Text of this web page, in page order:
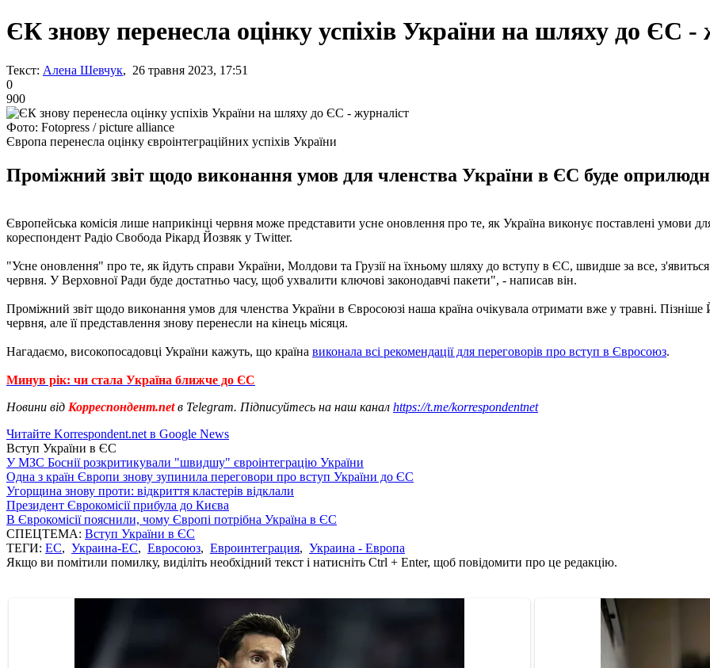
ЄК знову перенесла оцінку успіхів України на шляху до ЄС -
Текст: Алена Шевчук, 26 травня 2023, 17:51
0
900
Фото: Fotopress / picture alliance
Європа перенесла оцінку євроінтеграційних успіхів України
Проміжний звіт щодо виконання умов для членства України в ЄС буде
Європейська комісія лише наприкінці червня може представити усне оновлення про те, як Україна виконує поставлені умови
кореспондент Радіо Свобода Рікард Йозвяк у Twitter.
"Усне оновлення" про те, як йдуть справи України, Молдови та Грузії на їхньому шляху до вступу в ЄС, швидше за все,
червня. У Верховної Ради буде достатньо часу, щоб ухвалити ключові законодавчі пакети", - написав він.
Проміжний звіт щодо виконання умов для членства України в Євросоюзі наша країна очікувала отримати вже у травні.
червня, але її представлення знову перенесли на кінець місяця.
Нагадаємо, високопосадовці України кажуть, що країна виконала всі рекомендації для переговорів про вступ в Євросоюз.
Минув рік: чи стала Україна ближче до ЄС
Новини від Корреспондент.netв Telegram. Підписуйтесь на наш канал https://t.me/korrespondentnet
Читайте Korrespondent.net в Google News
Вступ України в ЄС
У МЗС Боснії розкритикували "швидшу" євроінтеграцію України
Одна з країн Європи знову зупинила переговори про вступ України до ЄС
Угорщина знову проти: відкриття кластерів відклали
Президент Єврокомісії прибула до Києва
В Єврокомісії пояснили, чому Європі потрібна Україна в ЄС
СПЕЦТЕМА: Вступ України в ЄС
ТЕГИ: ЕС, Украина-ЕС, Евросоюз, Евроинтеграция, Украина - Европа
Якщо ви помітили помилку, виділіть необхідний текст і натисніть Ctrl + Enter, щоб повідомити про це редакцію.